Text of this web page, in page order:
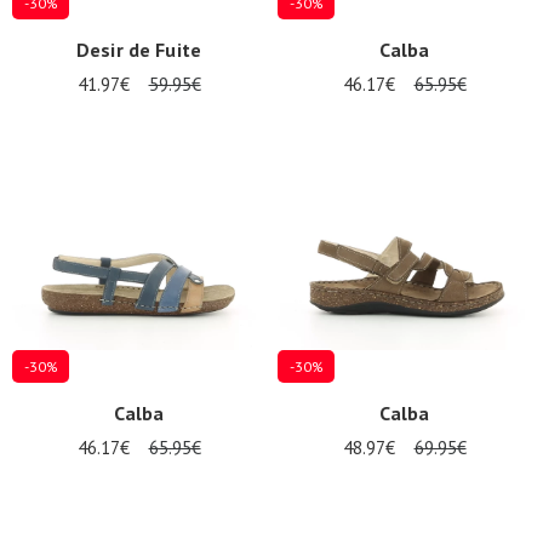
Desir de Fuite
41.97€ 59.95€
Calba
46.17€ 65.95€
-30%
Calba
46.17€ 65.95€
-30%
Calba
48.97€ 69.95€